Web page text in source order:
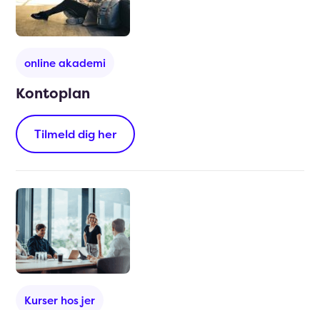
Kontoplan
online akademi
Tilmeld dig her
Kurser hos jer